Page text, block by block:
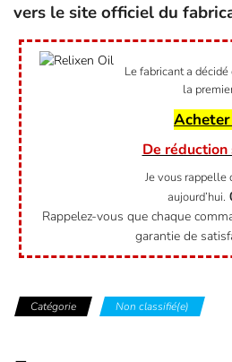
vers le site officiel du
Le fabricant a
la
De
Je vous rappelle
aujourd’hui.
Rappelez-vous que chaque
garantie de
Catégorie Non classifié(e)